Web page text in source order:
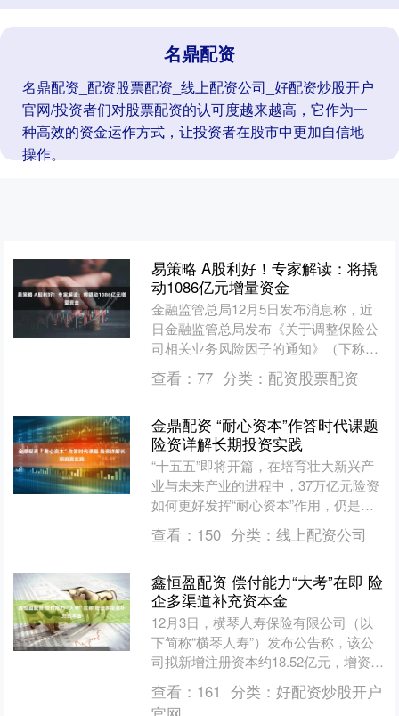
名鼎配资
名鼎配资_配资股票配资_线上配资公司_好配资炒股开户
官网/投资者们对股票配资的认可度越来越高，它作为一
种高效的资金运作方式，让投资者在股市中更加自信地
操作。
易策略 A股利好！专家解读：将撬
动1086亿元增量资金
金融监管总局12月5日发布消息称，近
日金融监管总局发布《关于调整保险公
司相关业务风险因子的通知》（下称
《通知》），调整保险公司投资相关股
票的风险因子。这被视为对....
查看： 77 分类： 配资股票配资
金鼎配资 “耐心资本”作答时代课题
险资详解长期投资实践
“十五五”即将开篇，在培育壮大新兴产
业与未来产业的进程中，37万亿元险资
如何更好发挥“耐心资本”作用，仍是亟
待解答的时代课题。 近日，在“第十九
届深圳国际金融博....
查看： 150 分类： 线上配资公司
鑫恒盈配资 偿付能力“大考”在即 险
企多渠道补充资本金
12月3日，横琴人寿保险有限公司（以
下简称“横琴人寿”）发布公告称，该公
司拟新增注册资本约18.52亿元，增资完
成后，其注册资本将增加至约49.89亿
元。 到今....
查看： 161 分类： 好配资炒股开户